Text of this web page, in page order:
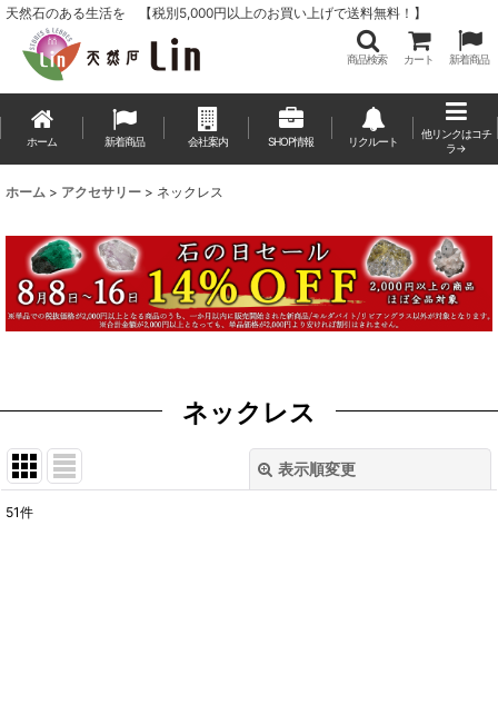
天然石のある生活を 【税別5,000円以上のお買い上げで送料無料！】
商品検索 カート 新着商品
ホーム 新着商品 会社案内 SHOP情報 リクルート
他リンクはコチ
ラ→
ホーム > アクセサリー > ネックレス
ネックレス
表示順変更
51件